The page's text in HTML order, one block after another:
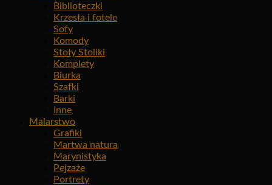
Biblioteczki
Krzesła i fotele
Sofy
Komody
Stoły Stoliki
Komplety
Biurka
Szafki
Barki
Inne
Malarstwo
Grafiki
Martwa natura
Marynistyka
Pejzaże
Portrety